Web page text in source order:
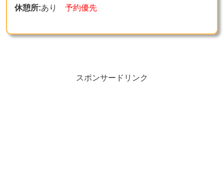
休憩所:あり 予約優先
スポンサードリンク